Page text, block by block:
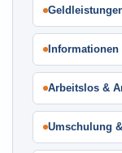
Arbeitslos &
Umschulung